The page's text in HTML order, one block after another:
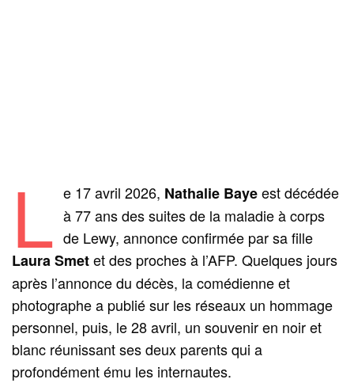
L e 17 avril 2026, Nathalie Bayeest décédée
à 77 ans des suites de la maladie à corps
de Lewy, annonce confirmée par sa fille
Laura Smetet des proches à l’AFP. Quelques jours
après l’annonce du décès, la comédienne et
photographe a publié sur les réseaux un hommage
personnel, puis, le 28 avril, un souvenir en noir et
blanc réunissant ses deux parents qui a
profondément ému les internautes.